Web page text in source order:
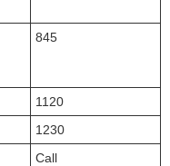
845
1120
1230
Call